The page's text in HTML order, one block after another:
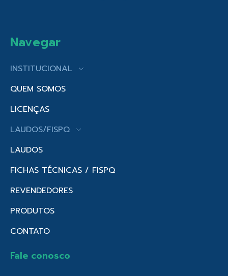
Navegar
INSTITUCIONAL
QUEM SOMOS
LICENÇAS
LAUDOS/FISPQ
LAUDOS
FICHAS TÉCNICAS / FISPQ
REVENDEDORES
PRODUTOS
CONTATO
Fale conosco